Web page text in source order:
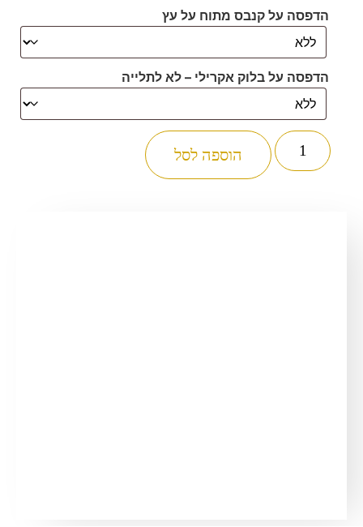
הדפסה על קנבס מתוח על עץ
הדפסה על בלוק אקרילי – לא לתלייה
כמות
של
2553
הוספה לסל